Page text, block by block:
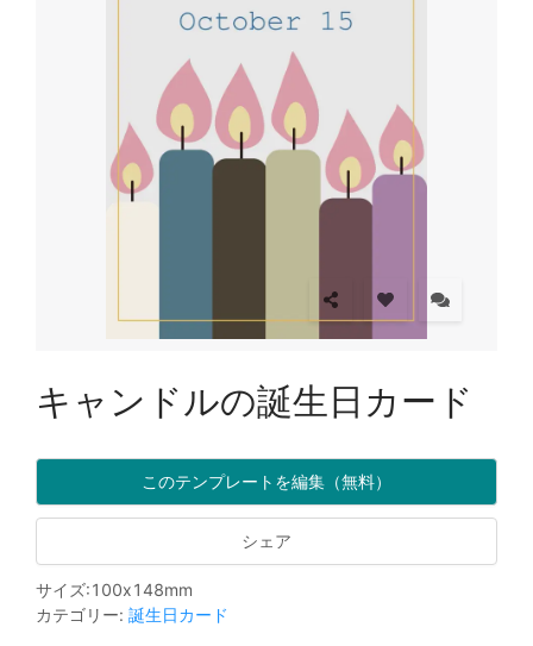
キャンドルの誕生日カード
このテンプレートを編集（無料）
シェア
サイズ:100x148mm
カテゴリー: 誕生日カード